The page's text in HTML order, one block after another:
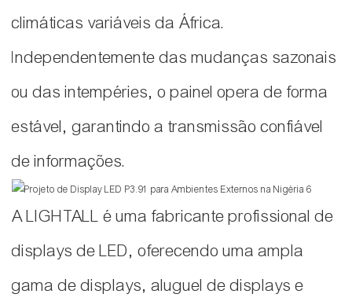
climáticas variáveis ​​da África.
Independentemente das mudanças sazonais
ou das intempéries, o painel opera de forma
estável, garantindo a transmissão confiável
de informações.
A LIGHTALL é uma fabricante profissional de
displays de LED, oferecendo uma ampla
gama de displays, aluguel de displays e